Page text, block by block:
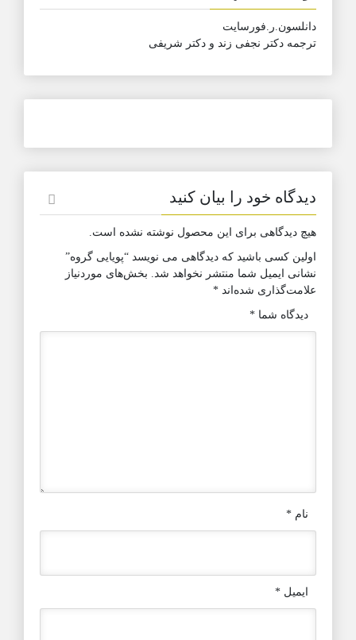
دانلسون.ر.فورسایت
ترجمه دکتر نجفی زند و دکتر شریفی
دیدگاه خود را بیان کنید
هیچ دیدگاهی برای این محصول نوشته نشده است.
اولین کسی باشید که دیدگاهی می نویسد “پویایی گروه”
نشانی ایمیل شما منتشر نخواهد شد. بخش‌های موردنیاز
علامت‌گذاری شده‌اند *
دیدگاه شما *
نام *
ایمیل *